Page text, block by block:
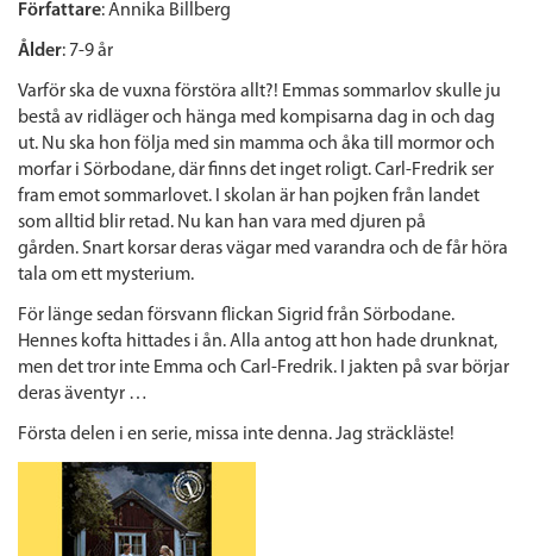
Författare: Annika Billberg
Ålder: 7-9 år
Varför ska de vuxna förstöra allt?! Emmas sommarlov skulle ju
bestå av ridläger och hänga med kompisarna dag in och dag
ut. Nu ska hon följa med sin mamma och åka till mormor och
morfar i Sörbodane, där finns det inget roligt. Carl-Fredrik ser
fram emot sommarlovet. I skolan är han pojken från landet
som alltid blir retad. Nu kan han vara med djuren på
gården. Snart korsar deras vägar med varandra och de får höra
tala om ett mysterium.
För länge sedan försvann flickan Sigrid från Sörbodane.
Hennes kofta hittades i ån. Alla antog att hon hade drunknat,
men det tror inte Emma och Carl-Fredrik. I jakten på svar börjar
deras äventyr …
Första delen i en serie, missa inte denna. Jag sträckläste!